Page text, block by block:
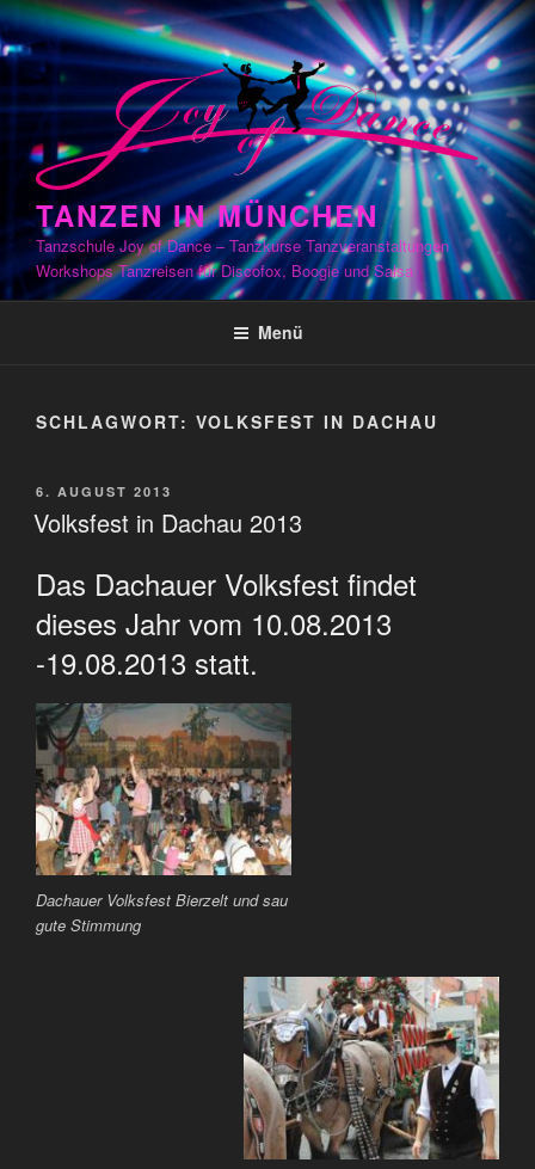
Zum
Inhalt
springen
TANZEN IN MÜNCHEN
Tanzschule Joy of Dance – Tanzkurse Tanzveranstaltungen
Workshops Tanzreisen für Discofox, Boogie und Salsa
Menü
SCHLAGWORT: VOLKSFEST IN DACHAU
VERÖFFENTLICHT
AM
6. AUGUST 2013
Volksfest in Dachau 2013
Das Dachauer Volksfest findet
dieses Jahr vom 10.08.2013
-19.08.2013 statt.
Dachauer Volksfest Bierzelt und sau
gute Stimmung